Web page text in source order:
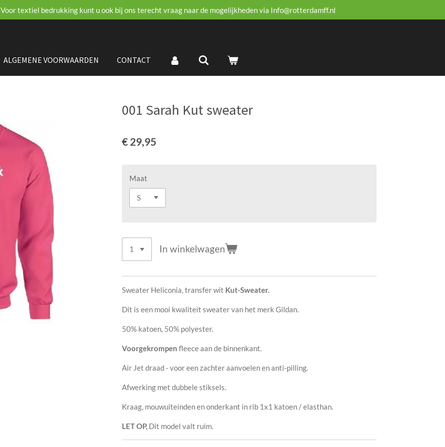
Voor textiel bedrukking kunt u ook bij ons terecht vraag naar de mogelijkheden via Info@rotterdamff.nl
ALGEMENE VOORWAARDEN CONTACT
001 Sarah Kut sweater
€ 29,95
Maat
In winkelwagen
Sweater Heliconia, transfer wit Kut-Sweater.
Dit is een mooi kwaliteit sweater van het merk Gildan.
50% katoen, 50% polyester.
Voorgekrompen fleece aan de binnenkant.
Air Jet draad - voor een zachter aanvoelen en anti-pilling.
Afwerking met dubbele stiksels.
Kraag, mouwuiteinden en onderkant in rib 1x1 katoen / elasthan.
LET OP, Dit model valt ruim.